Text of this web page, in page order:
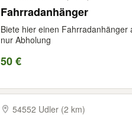
Fahrradanhänger
Biete hier einen
nur Abholung
50 €
54552 Udler (2 km)